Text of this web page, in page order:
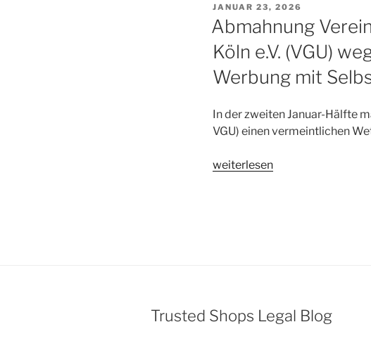
VERÖFFENTLICHT
AM
JANUAR 23, 2026
Abmahnung
Köln e.V. (VGU)
Werbung mit
In der zweiten Januar-Hälfte
VGU) einen vermeintlichen
„Abmahnung
e.V.
weiterlesen
Trusted Shops Legal Blog